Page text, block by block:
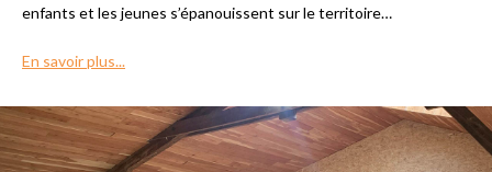
enfants et les jeunes s’épanouissent sur le territoire…
En savoir plus...